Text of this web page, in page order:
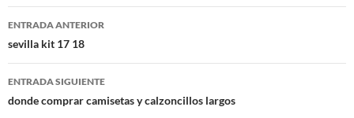
Navegación
de
entradas
ENTRADA ANTERIOR
sevilla kit 17 18
ENTRADA SIGUIENTE
donde comprar camisetas y calzoncillos largos